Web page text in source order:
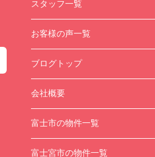
スタッフ一覧
お客様の声一覧
ブログトップ
会社概要
富士市の物件一覧
富士宮市の物件一覧